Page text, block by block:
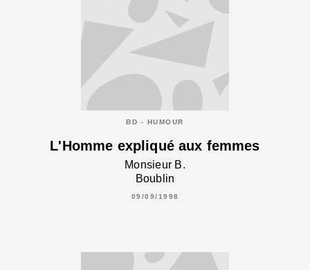
BD - HUMOUR
L'Homme expliqué aux femmes
Monsieur B.
Boublin
09/09/1998